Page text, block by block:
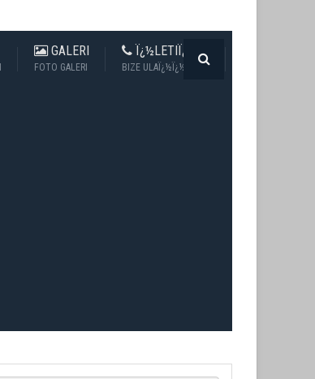
GALERI
FOTO GALERI
Ï¿½LETIÏ¿½IM
BIZE ULAÏ¿½Ï¿½N